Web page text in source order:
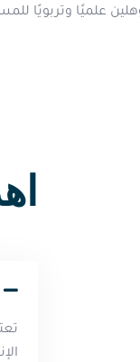
علميًا وتربويًا